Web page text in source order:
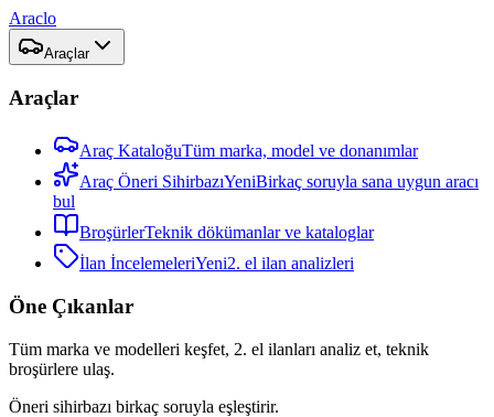
Araclo
Araçlar
Araçlar
Araç KataloğuTüm marka, model ve donanımlar
Araç Öneri SihirbazıYeniBirkaç soruyla sana uygun aracı
bul
BroşürlerTeknik dökümanlar ve kataloglar
İlan İncelemeleriYeni2. el ilan analizleri
Öne Çıkanlar
Tüm marka ve modelleri keşfet, 2. el ilanları analiz et, teknik
broşürlere ulaş.
Öneri sihirbazı birkaç soruyla eşleştirir.